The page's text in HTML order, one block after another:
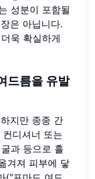
성분이 포함될
은 아닙니다.
욱 확실하게
드름을 유발
지만 종종 간
디셔너 또는
과 등으로 흘
겨져 피부에 닿